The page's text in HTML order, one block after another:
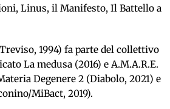
Linus, il Manifesto, Il Battello a
1994) fa parte del collettivo
La medusa (2016) e A.M.A.R.E.
Degenere 2 (Diabolo, 2021) e
MiBact, 2019).